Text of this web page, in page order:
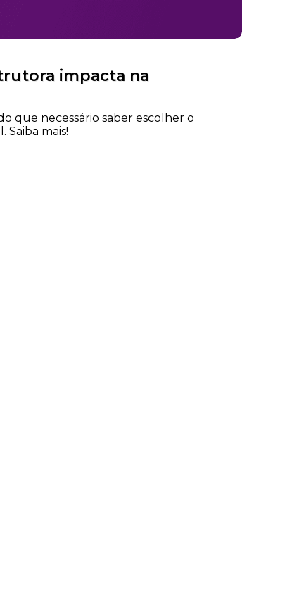
impacta na
que necessário saber escolher o
mais!